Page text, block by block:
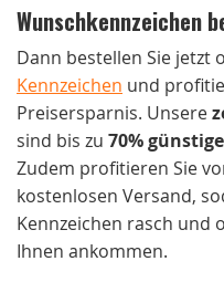
Wunschkennzeichen
Dann bestellen Sie jetzt
Kennzeichen und
Preisersparnis. Unsere
sind bis zu 70%
Zudem profitieren Sie
kostenlosen Versand,
Kennzeichen rasch und
Ihnen ankommen.